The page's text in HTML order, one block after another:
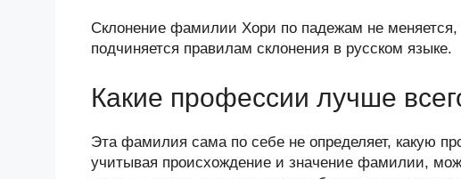
Склонение фамилии Хори по падежам не меняется,
подчиняется правилам склонения в русском языке.
Какие профессии лучше
Эта фамилия сама по себе не определяет, какую
учитывая происхождение и значение фамилии,